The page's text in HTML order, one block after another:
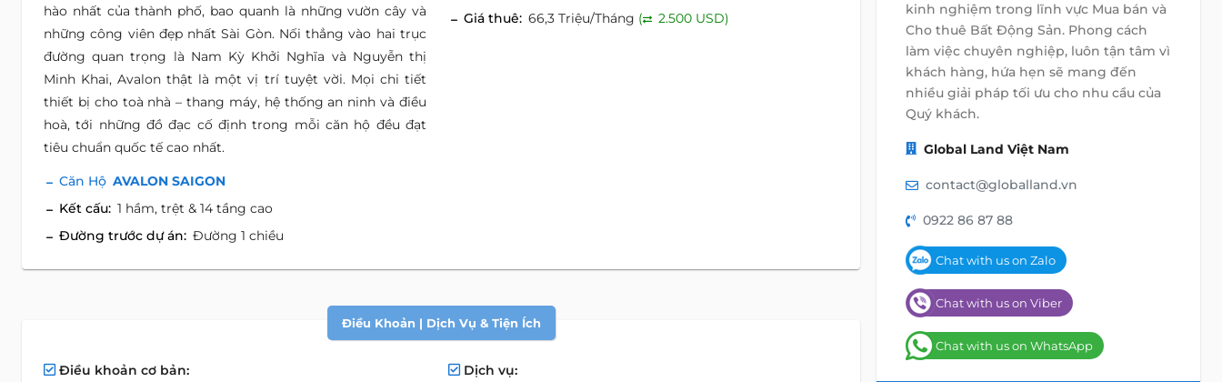
hào nhất của thành phố, bao quanh là những vườn cây và
những công viên đẹp nhất Sài Gòn. Nối thẳng vào hai trục
đường quan trọng là Nam Kỳ Khởi Nghĩa và Nguyễn thị
Minh Khai, Avalon thật là một vị trí tuyệt vời. Mọi chi tiết
thiết bị cho toà nhà – thang máy, hệ thống an ninh và điều
hoà, tới những đồ đạc cố định trong mỗi căn hộ đều đạt
tiêu chuẩn quốc tế cao nhất.
Căn Hộ AVALON SAIGON
Kết cấu: 1 hầm, trệt & 14 tầng cao
Đường trước dự án: Đường 1 chiều
Giá thuê: 66,3 Triệu/Tháng ( 2.500 USD)
Điều Khoản | Dịch Vụ & Tiện Ích
Điều khoản cơ bản:
Dịch vụ:
kinh nghiệm trong lĩnh vực Mua bán và
Cho thuê Bất Động Sản. Phong cách
làm việc chuyên nghiệp, luôn tận tâm vì
khách hàng, hứa hẹn sẽ mang đến
nhiều giải pháp tối ưu cho nhu cầu của
Quý khách.
Global Land Việt Nam
contact@globalland.vn
0922 86 87 88
Chat with us on Zalo
Chat with us on Viber
Chat with us on WhatsApp